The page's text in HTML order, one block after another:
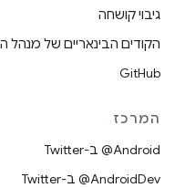
גיבוי קושחה
הקודים הבינאריים של מנהל
GitHub
המרכז
‎@Android ב-Twitter
‎@AndroidDev ב-Twitter